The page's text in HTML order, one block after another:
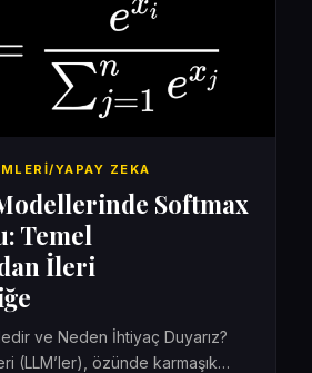
YAPAY ZEKA
Softmax
Temel
İleri
ve Neden İhtiyaç Duyarız?
(LLM’ler), özünde karmaşık